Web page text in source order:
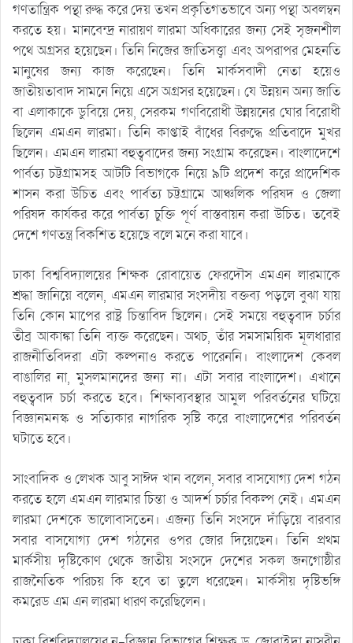
গণতান্ত্রিক পন্থা রুদ্ধ করে দেয় তখন প্রকৃতিগতভাবে অন্য পন্থা অবলম্বন
করতে হয়। মানবেন্দ্র নারায়ণ লারমা অধিকারের জন্য সেই সৃজনশীল
পথে অগ্রসর হয়েছেন। তিনি নিজের জাতিসত্ত্বা এবং অপরাপর মেহনতি
মানুষের জন্য কাজ করেছেন। তিনি মার্কসবাদী নেতা হয়েও
জাতীয়তাবাদ সামনে নিয়ে এসে অগ্রসর হয়েছেন। যে উন্নয়ন অন্য জাতি
বা এলাকাকে ডুবিয়ে দেয়, সেরকম গণবিরোধী উন্নয়নের ঘোর বিরোধী
ছিলেন এমএন লারমা। তিনি কাপ্তাই বাঁধের বিরুদ্ধে প্রতিবাদে মুখর
ছিলেন। এমএন লারমা বহুত্ববাদের জন্য সংগ্রাম করেছেন। বাংলাদেশে
পার্বত্য চট্টগ্রামসহ আটটি বিভাগকে নিয়ে ৯টি প্রদেশ করে প্রাদেশিক
শাসন করা উচিত এবং পার্বত্য চট্টগ্রামে আঞ্চলিক পরিষদ ও জেলা
পরিষদ কার্যকর করে পার্বত্য চুক্তি পূর্ণ বাস্তবায়ন করা উচিত। তবেই
দেশে গণতন্ত্র বিকশিত হয়েছে বলে মনে করা যাবে।
ঢাকা বিশ্ববিদ্যালয়ের শিক্ষক রোবায়েত ফেরদৌস এমএন লারমাকে
শ্রদ্ধা জানিয়ে বলেন, এমএন লারমার সংসদীয় বক্তব্য পড়লে বুঝা যায়
তিনি কোন মাপের রাষ্ট্র চিন্তাবিদ ছিলেন। সেই সময়ে বহুত্ববাদ চর্চার
তীব্র আকাঙ্কা তিনি ব্যক্ত করেছেন। অথচ, তাঁর সমসাময়িক মূলধারার
রাজনীতিবিদরা এটা কল্পনাও করতে পারেননি। বাংলাদেশ কেবল
বাঙালির না, মুসলমানদের জন্য না। এটা সবার বাংলাদেশ। এখানে
বহুত্ববাদ চর্চা করতে হবে। শিক্ষাব্যবস্থার আমুল পরিবর্তনের ঘটিয়ে
বিজ্ঞানমনস্ক ও সত্যিকার নাগরিক সৃষ্টি করে বাংলাদেশের পরিবর্তন
ঘটাতে হবে।
সাংবাদিক ও লেখক আবু সাঈদ খান বলেন, সবার বাসযোগ্য দেশ গঠন
করতে হলে এমএন লারমার চিন্তা ও আদর্শ চর্চার বিকল্প নেই। এমএন
লারমা দেশকে ভালোবাসতেন। এজন্য তিনি সংসদে দাঁড়িয়ে বারবার
সবার বাসযোগ্য দেশ গঠনের ওপর জোর দিয়েছেন। তিনি প্রথম
মার্কসীয় দৃষ্টিকোণ থেকে জাতীয় সংসদে দেশের সকল জনগোষ্ঠীর
রাজনৈতিক পরিচয় কি হবে তা তুলে ধরেছেন। মার্কসীয় দৃষ্টিভঙ্গি
কমরেড এম এন লারমা ধারণ করেছিলেন।